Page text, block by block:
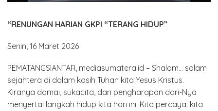
“RENUNGAN HARIAN GKPI “TERANG HIDUP”
Senin, 16 Maret 2026
PEMATANGSIANTAR, mediasumatera.id – Shalom… salam
sejahtera di dalam kasih Tuhan kita Yesus Kristus.
Kiranya damai, sukacita, dan pengharapan dari-Nya
menyertai langkah hidup kita hari ini. Kita percaya: kita